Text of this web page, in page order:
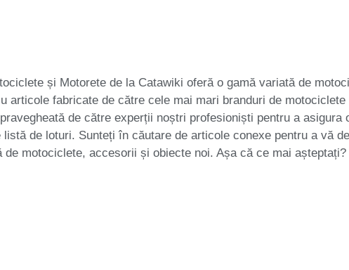
și Motorete de la Catawiki oferă o gamă variată de
fabricate de către cele mai mari branduri de
de către experții noștri profesioniști pentru a asigura
de loturi. Sunteți în căutare de articole conexe pentru a vă
motociclete, accesorii și obiecte noi. Așa că ce mai